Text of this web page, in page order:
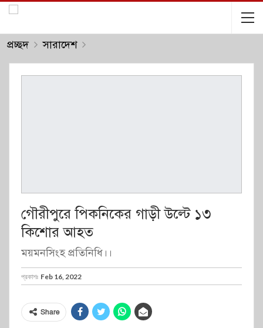
প্রচ্ছদ সারাদেশ
গৌরীপুরে পিকনিকের গাড়ী উল্টে ১৩
কিশোর আহত
ময়মনসিংহ প্রতিনিধি।।
প্রকাশঃ Feb 16, 2022
Share